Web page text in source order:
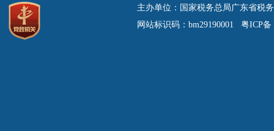
主办单位：国家税务总局广东省税
网站标识码：bm29190001 粤ICP